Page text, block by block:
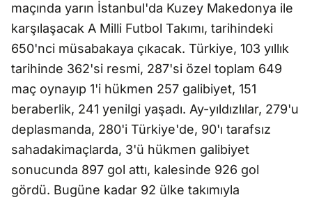
maçında yarın İstanbul'da Kuzey Makedonya ile
karşılaşacak A Milli Futbol Takımı, tarihindeki
650'nci müsabakaya çıkacak. Türkiye, 103 yıllık
tarihinde 362'si resmi, 287'si özel toplam 649
maç oynayıp 1'i hükmen 257 galibiyet, 151
beraberlik, 241 yenilgi yaşadı. Ay-yıldızlılar, 279'u
deplasmanda, 280'i Türkiye'de, 90'ı tarafsız
sahadakimaçlarda, 3'ü hükmen galibiyet
sonucunda 897 gol attı, kalesinde 926 gol
gördü. Bugüne kadar 92 ülke takımıyla